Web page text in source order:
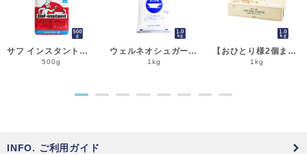
サフ インスタント・ドライイースト赤 500g 乾燥酵母 低糖用 LESAFFRE ルサッフル__
500g
ウェルネオシュガー 粉糖NZ-1S 1kg 粉砂糖__
1kg
【おひとり様2個まで】よつ葉 北海道十勝クリームチーズ（B） 1kg チーズ よつば__
1kg
● ● ● ● ● ● ●
INFO. ご利用ガイド